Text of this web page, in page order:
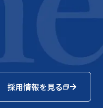
採用情報を見る